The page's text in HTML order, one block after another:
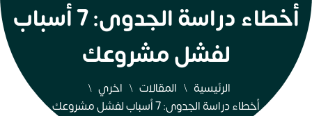
أخطاء دراسة الجدوى: 7 أسباب
لفشل مشروعك
الرئيسية المقالات
اخري
أخطاء دراسة الجدوى: 7 أسباب لفشل مشروعك